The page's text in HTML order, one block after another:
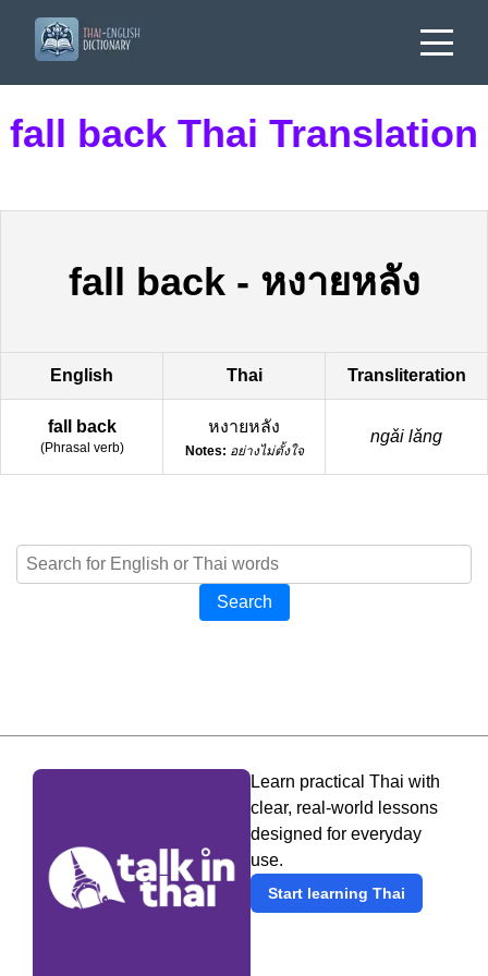
fall back Thai Translation
fall back- หงายหลัง
English Thai Transliteration
fall back
(Phrasal verb)
หงายหลัง
Notes: อย่างไม่ตั้งใจ
ngǎi lǎng
Search
Learn practical Thai with
clear, real-world lessons
designed for everyday
use.
Start learning Thai